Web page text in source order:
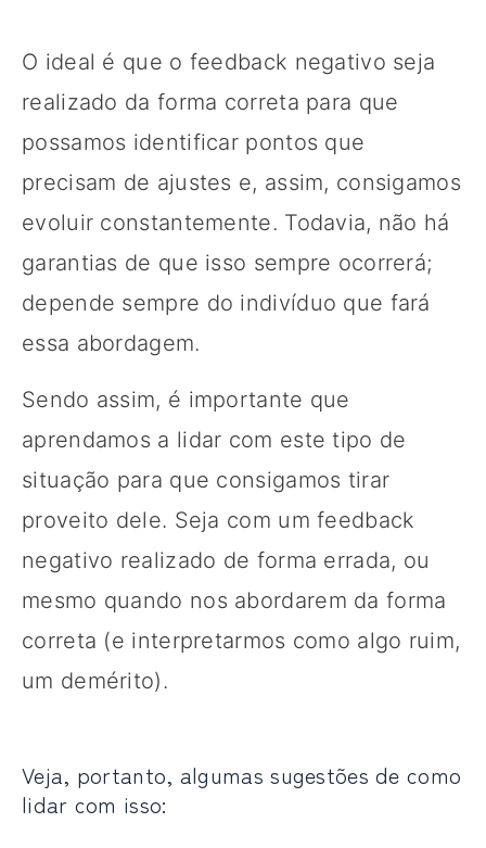
O ideal é que o feedback negativo seja
realizado da forma correta para que
possamos identificar pontos que
precisam de ajustes e, assim, consigamos
evoluir constantemente. Todavia, não há
garantias de que isso sempre ocorrerá;
depende sempre do indivíduo que fará
essa abordagem.
Sendo assim, é importante que
aprendamos a lidar com este tipo de
situação para que consigamos tirar
proveito dele. Seja com um feedback
negativo realizado de forma errada, ou
mesmo quando nos abordarem da forma
correta (e interpretarmos como algo ruim,
um demérito).
Veja, portanto, algumas sugestões de como
lidar com isso: